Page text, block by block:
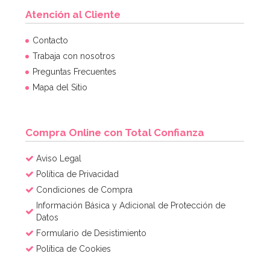
Atención al Cliente
Contacto
Trabaja con nosotros
Preguntas Frecuentes
Mapa del Sitio
Compra Online con Total Confianza
Aviso Legal
Política de Privacidad
Condiciones de Compra
Información Básica y Adicional de Protección de
Datos
Formulario de Desistimiento
Política de Cookies